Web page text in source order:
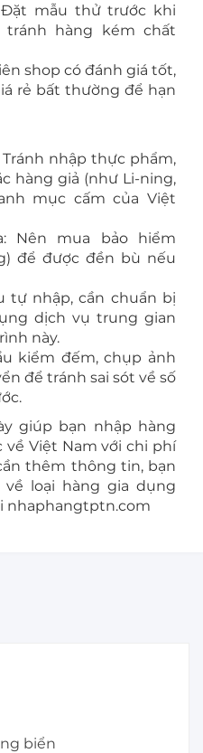
mẫu thử trước khi
hàng kém chất
shop có đánh giá tốt,
rẻ bất thường để hạn
nhập thực phẩm,
hàng giả (như Li-ning,
mục cấm của Việt
Nên mua bảo hiểm
để được đền bù nếu
tự nhập, cần chuẩn bị
dịch vụ trung gian
này.
kiểm đếm, chụp ảnh
để tránh sai sót về số
giúp bạn nhập hàng
Việt Nam với chi phí
thêm thông tin, bạn
loại hàng gia dụng
nhaphangtptn.com
biển